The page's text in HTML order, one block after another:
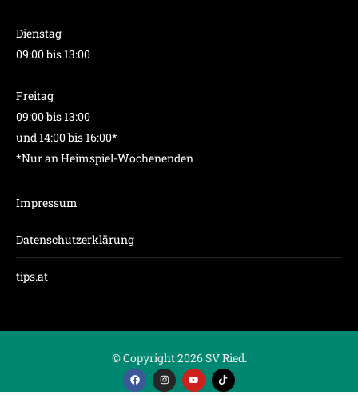
Dienstag
09:00 bis 13:00
Freitag
09:00 bis 13:00
und 14:00 bis 16:00*
*Nur an Heimspiel-Wochenenden
Impressum
Datenschutzerklärung
tips.at
© Copyright 2026 SV Ried.